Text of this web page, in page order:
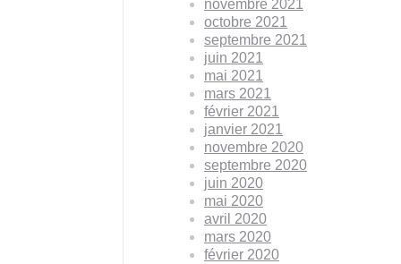
novembre 2021
octobre 2021
septembre 2021
juin 2021
mai 2021
mars 2021
février 2021
janvier 2021
novembre 2020
septembre 2020
juin 2020
mai 2020
avril 2020
mars 2020
février 2020